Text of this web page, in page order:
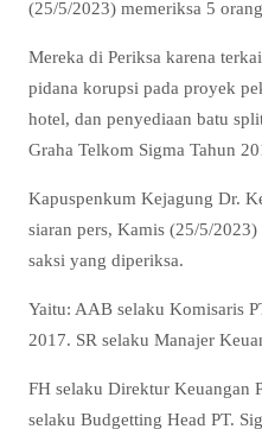
(25/5/2023) memeriksa 5
Mereka di Periksa karena
pidana korupsi pada proyek
hotel, dan penyediaan batu
Graha Telkom Sigma Tahun
Kapuspenkum Kejagung Dr.
siaran pers, Kamis (25/5/
saksi yang diperiksa.
Yaitu: AAB selaku Komisaris
2017. SR selaku Manajer
FH selaku Direktur Keuangan
selaku Budgetting Head PT.